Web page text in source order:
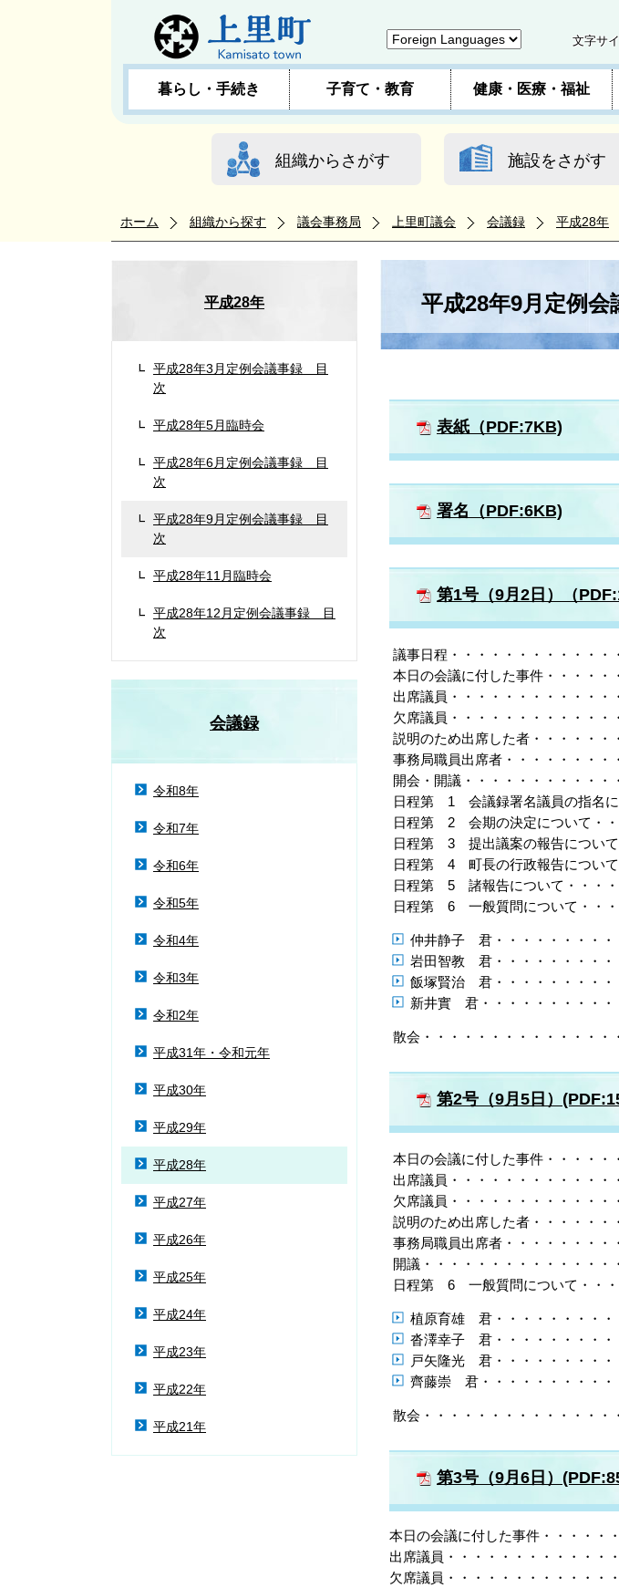
文字サ
暮らし・手続き 子育て・教育 健康・医療・福祉
組織からさがす 施設をさがす
ホーム 組織から探す 議会事務局 上里町議会 会議録 平成28年
平成28年
平成28年3月定例会議事録 目
次
平成28年5月臨時会
平成28年6月定例会議事録 目
次
平成28年9月定例会議事録 目
次
平成28年11月臨時会
平成28年12月定例会議事録 目
次
会議録
令和8年
令和7年
令和6年
令和5年
令和4年
令和3年
令和2年
平成31年・令和元年
平成30年
平成29年
平成28年
平成27年
平成26年
平成25年
平成24年
平成23年
平成22年
平成21年
平成28年9月定例
表紙（PDF:7KB)
署名（PDF:6KB)
第1号（9月2日）（
議事日程・・・・・・・・・・・
本日の会議に付した事件・・・・
出席議員・・・・・・・・・・・
欠席議員・・・・・・・・・・・
説明のため出席した者・・・・・
事務局職員出席者・・・・・・・
開会・開議・・・・・・・・・・
日程第 1 会議録署名議員の指名
日程第 2 会期の決定について・
日程第 3 提出議案の報告につい
日程第 4 町長の行政報告につい
日程第 5 諸報告について・・・
日程第 6 一般質問について・・
仲井静子 君・・・・・・・・
岩田智教 君・・・・・・・・
飯塚賢治 君・・・・・・・・
新井實 君・・・・・・・・・
散会・・・・・・・・・・・・・
第2号（9月5日）
本日の会議に付した事件・・・・
出席議員・・・・・・・・・・・
欠席議員・・・・・・・・・・・
説明のため出席した者・・・・・
事務局職員出席者・・・・・・・
開議・・・・・・・・・・・・・
日程第 6 一般質問について・・
植原育雄 君・・・・・・・・
沓澤幸子 君・・・・・・・・
戸矢隆光 君・・・・・・・・
齊藤崇 君・・・・・・・・・・
散会・・・・・・・・・・・・・・
第3号（9月6日）
本日の会議に付した事件・・・・・
出席議員・・・・・・・・・・・・
欠席議員・・・・・・・・・・・・